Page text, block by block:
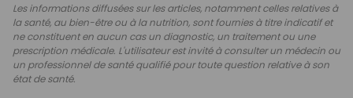
Les informations diffusées sur les articles, notamment celles relatives à
la santé, au bien-être ou à la nutrition, sont fournies à titre indicatif et
ne constituent en aucun cas un diagnostic, un traitement ou une
prescription médicale. L'utilisateur est invité à consulter un médecin ou
un professionnel de santé qualifié pour toute question relative à son
état de santé.